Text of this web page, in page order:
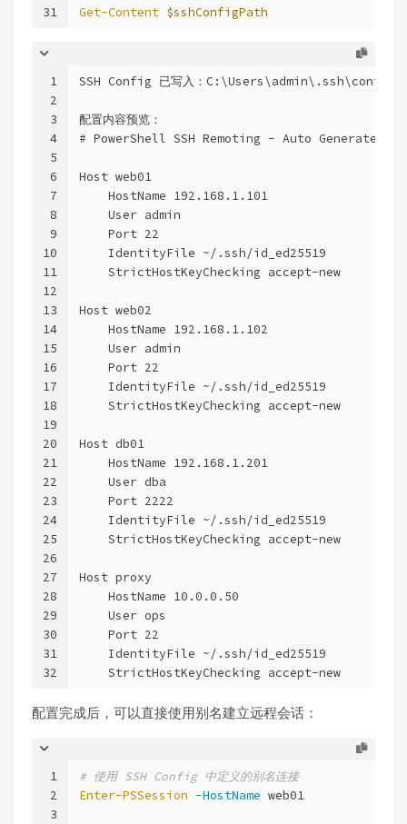
31
Get-Content $sshConfigPath
1
2
3
4
5
6
7
8
9
10
11
12
13
14
15
16
17
18
19
20
21
22
23
24
25
26
27
28
29
30
31
32
SSH Config 已写入：C:\Users\admin\.ssh\config
配置内容预览：
# PowerShell SSH Remoting - Auto Generated
Host web01
    HostName 192.168.1.101
    User admin
    Port 22
    IdentityFile ~/.ssh/id_ed25519
    StrictHostKeyChecking accept-new
Host web02
    HostName 192.168.1.102
    User admin
    Port 22
    IdentityFile ~/.ssh/id_ed25519
    StrictHostKeyChecking accept-new
Host db01
    HostName 192.168.1.201
    User dba
    Port 2222
    IdentityFile ~/.ssh/id_ed25519
    StrictHostKeyChecking accept-new
Host proxy
    HostName 10.0.0.50
    User ops
    Port 22
    IdentityFile ~/.ssh/id_ed25519
    StrictHostKeyChecking accept-new
配置完成后，可以直接使用别名建立远程会话：
1
2
3
# 使用 SSH Config 中定义的别名连接
Enter-PSSession -HostName web01